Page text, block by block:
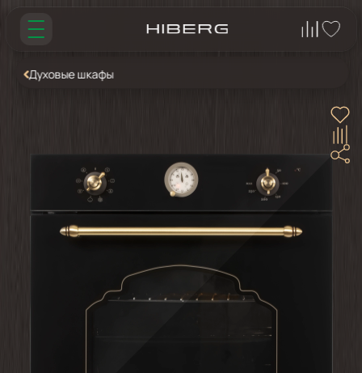
Духовые шкафы